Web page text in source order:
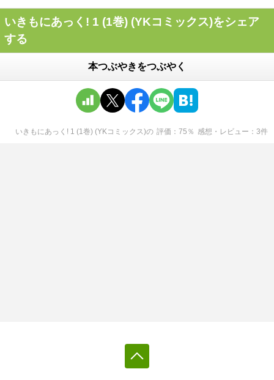
いきもにあっく! 1 (1巻) (YKコミックス)をシェア
する
本つぶやきをつぶやく
いきもにあっく! 1 (1巻) (YKコミックス)の 評価 75 ％ 感想・レビュー 3件